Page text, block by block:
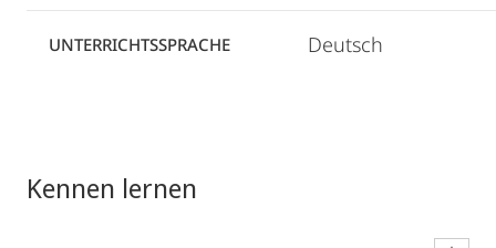
UNTERRICHTSSPRACHE Deutsch
Kennen lernen